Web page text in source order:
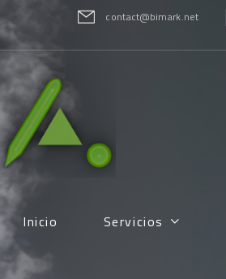
contact@bimark.net
Inicio Servicios